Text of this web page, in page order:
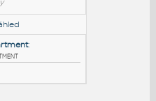
:
prvky